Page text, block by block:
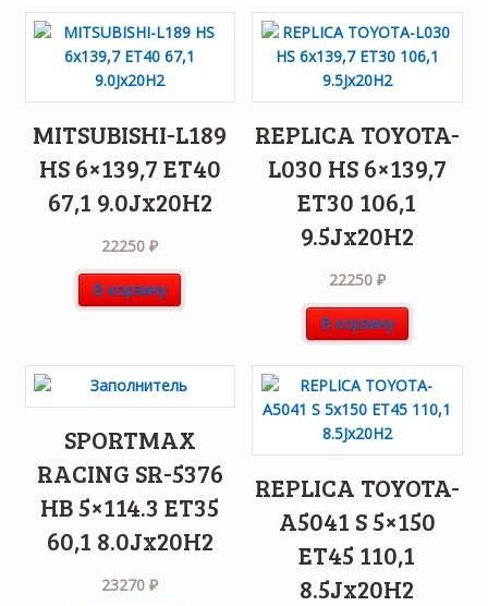
MITSUBISHI-L189
HS 6×139,7 ET40
67,1 9.0Jx20H2
22250₽
В корзину
REPLICA TOYOTA-
L030 HS 6×139,7
ET30 106,1
9.5Jx20H2
22250 ₽
В корзину
SPORTMAX
RACING SR-5376
HB 5×114.3 ET35
60,1 8.0Jx20H2
23270₽
REPLICA TOYOTA-
A5041 S 5×150
ET45 110,1
8.5Jx20H2